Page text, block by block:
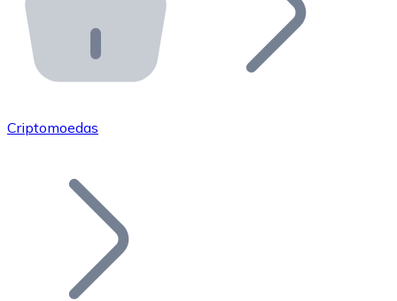
API Bitnovo
Integre nossa API no seu ecossistema.
Junte-se à nossa rede de revendedores e comercialize
Adicione o token do seu projeto ao nosso serviço de
Criptomoedas